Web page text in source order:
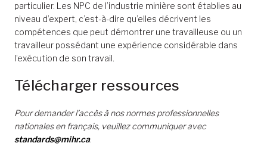
particulier. Les NPC de l’industrie minière sont établies au
niveau d’expert, c’est-à-dire qu’elles décrivent les
compétences que peut démontrer une travailleuse ou un
travailleur possédant une expérience considérable dans
l’exécution de son travail.
Télécharger ressources
Pour demander l’accès à nos normes professionnelles
nationales en français, veuillez communiquer avec
standards@mihr.ca.